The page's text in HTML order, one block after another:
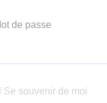
de passe
Se souvenir de moi